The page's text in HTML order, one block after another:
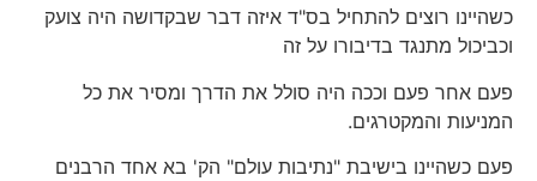
כשהיינו רוצים להתחיל בס"ד איזה דבר שבקדושה היה צועק
וכביכול מתנגד בדיבורו על זה
פעם אחר פעם וככה היה סולל את הדרך ומסיר את כל
המניעות והמקטרגים.
פעם כשהיינו בישיבת "נתיבות עולם" הק' בא אחד הרבנים